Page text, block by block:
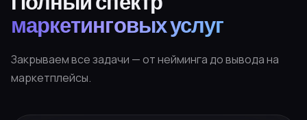
маркетинговых услуг
Закрываем все задачи — от нейминга до вывода на
маркетплейсы.